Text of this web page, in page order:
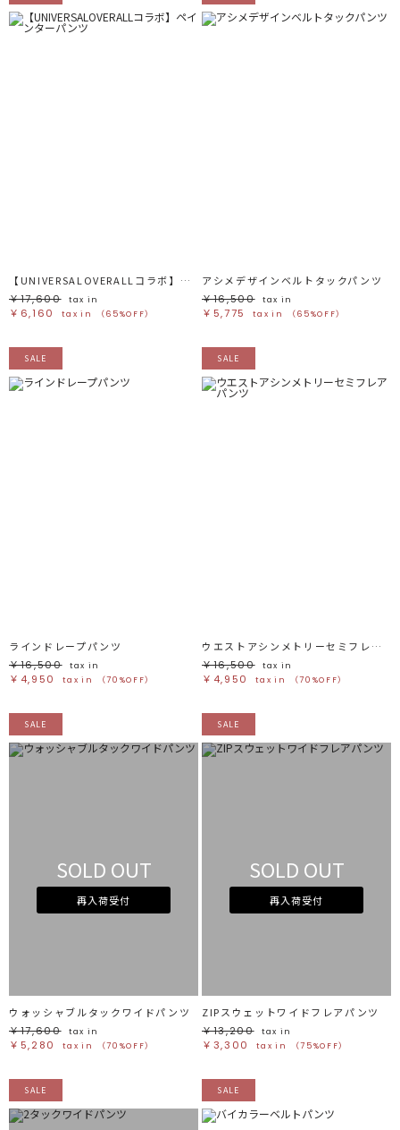
【UNIVERSALOVERALLコラボ】ペインターパンツ
￥17,600
tax in
￥6,160 tax in （65%OFF）
アシメデザインベルトタックパンツ
￥16,500
tax in
￥5,775 tax in （65%OFF）
SALE
ラインドレープパンツ
￥16,500
tax in
￥4,950 tax in （70%OFF）
SALE
ウエストアシンメトリーセミフレアパンツ
￥16,500
tax in
￥4,950 tax in （70%OFF）
SALE
SOLD OUT
再入荷受付
ウォッシャブルタックワイドパンツ
￥17,600
tax in
￥5,280 tax in （70%OFF）
SALE
SOLD OUT
再入荷受付
ZIPスウェットワイドフレアパンツ
￥13,200
tax in
￥3,300 tax in （75%OFF）
SALE SALE